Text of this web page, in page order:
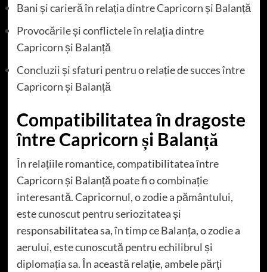
Bani și carieră în relația dintre Capricorn și Balanță
Provocările și conflictele în relația dintre
Capricorn și Balanță
Concluzii și sfaturi pentru o relație de succes între
Capricorn și Balanță
Compatibilitatea în dragoste
între Capricorn și Balanță
În relațiile romantice, compatibilitatea între
Capricorn și Balanță poate fi o combinație
interesantă. Capricornul, o zodie a pământului,
este cunoscut pentru seriozitatea și
responsabilitatea sa, în timp ce Balanța, o zodie a
aerului, este cunoscută pentru echilibrul și
diplomația sa. În această relație, ambele părți